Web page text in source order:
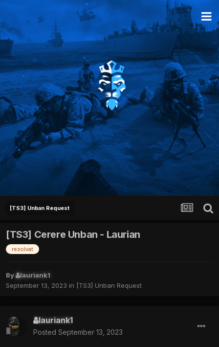
[TS3] Unban Request
[TS3] Cerere Unban - Laurian
rezolvat
By
lauriank1
September 13, 2023 in [TS3] Unban Request
lauriank1
Posted September 13, 2023